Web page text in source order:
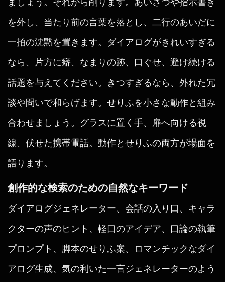
を外し、当たり前の言葉を落とし、二行のあいだに
一拍の沈黙を置きます。ダイアログがきれいすぎる
なら、片方に癖、なまりの跡、口ぐせ、避け続ける
話題を与えてください。きつすぎるなら、外れた冗
談や問いで和らげます。せりふを小さな動作と組み
合わせましょう。グラスに置く手、扉へ向ける視
線、伏せた携帯電話。動作とせりふの両方が場面を
語ります。
創作的な検索のための自然なキーワード
ダイアログジェネレーター、会話の入り口、キャラ
クターの声のヒント、軽口のアイデア、口論の執筆
プロンプト、脚本のせりふ案、ロマンチックなダイ
アログ生成、気の利いた一言ジェネレーターのよう